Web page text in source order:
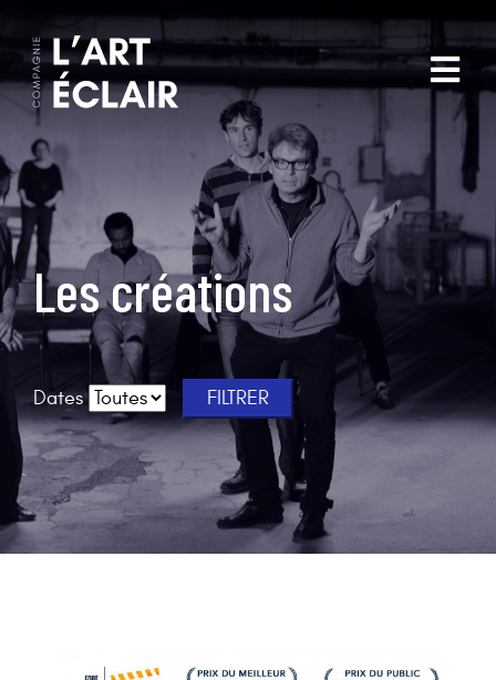
Les créations
Dates FILTRER